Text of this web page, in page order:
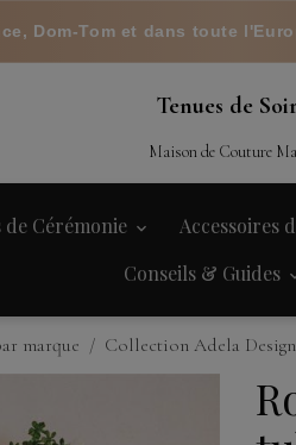
Dom-Tom et dans toute
Tenues de
Maison de Couture
de Cérémonie Accessoires
Conseils & Guides
marque Collection Adela